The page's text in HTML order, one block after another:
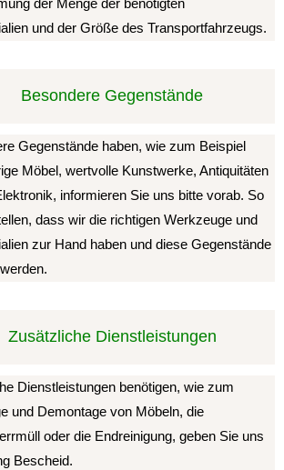
der Menge der benötigten
und der Größe des Transportfahrzeugs.
Besondere Gegenstände
Gegenstände haben, wie zum Beispiel
Möbel, wertvolle Kunstwerke, Antiquitäten
informieren Sie uns bitte vorab. So
dass wir die richtigen Werkzeuge und
zur Hand haben und diese Gegenstände
Zusätzliche Dienstleistungen
Dienstleistungen benötigen, wie zum
und Demontage von Möbeln, die
oder die Endreinigung, geben Sie uns
Bescheid.